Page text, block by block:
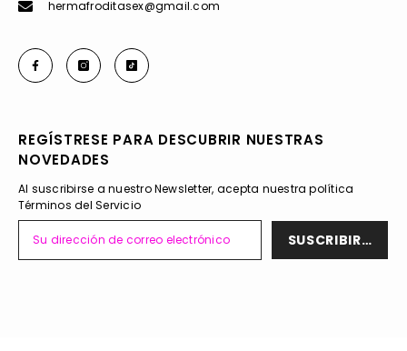
hermafroditasex@gmail.com
REGÍSTRESE PARA DESCUBRIR NUESTRAS
NOVEDADES
Al suscribirse a nuestro Newsletter, acepta nuestra política
Términos del Servicio
SUSCRIBIRSE